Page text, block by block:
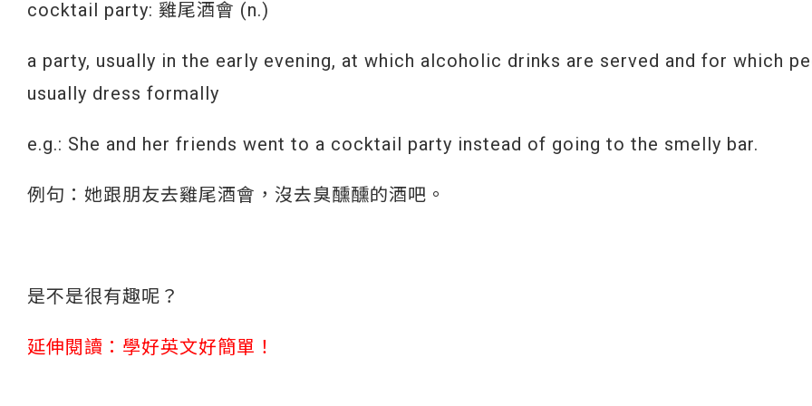
cocktail party: 雞尾酒會 (n.)
a party, usually in the early evening, at which alcoholic drinks are served and for which
usually dress formally
e.g.: She and her friends went to a cocktail party instead of going to the smelly bar.
例句：她跟朋友去雞尾酒會，沒去臭醺醺的酒吧。
是不是很有趣呢？
延伸閱讀：學好英文好簡單！